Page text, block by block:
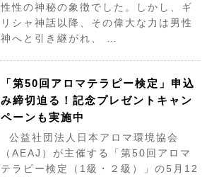
性性の神秘の象徴でした。しかし、ギ
リシャ神話以降、その偉大な力は男性
神へと引き継がれ、 …
「第50回アロマテラピー検定」申込
み締切迫る！記念プレゼントキャン
ペーンも実施中
公益社団法人日本アロマ環境協会
（AEAJ）が主催する「第50回アロマ
テラピー検定（1級・２級）」の5月12